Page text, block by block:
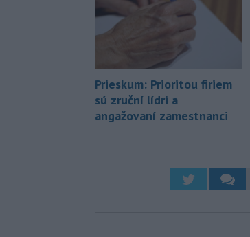
Prieskum: Prioritou firiem
sú zruční lídri a
angažovaní zamestnanci